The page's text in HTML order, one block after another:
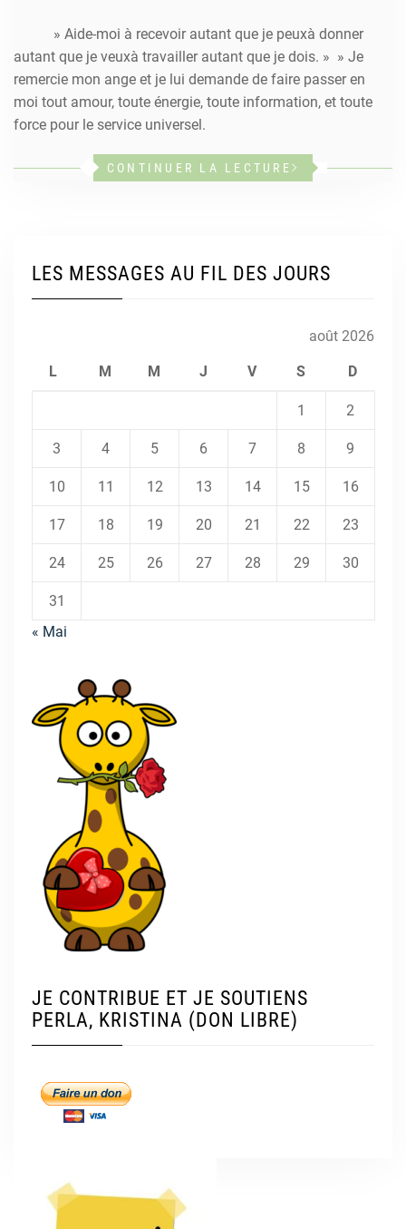
» Aide-moi à recevoir autant que je peuxà donner
autant que je veuxà travailler autant que je dois. » » Je
remercie mon ange et je lui demande de faire passer en
moi tout amour, toute énergie, toute information, et toute
force pour le service universel.
CONTINUER LA LECTURE
LES MESSAGES AU FIL DES JOURS
août 2026
L M M J V S D
1 2
3 4 5 6 7 8 9
10 11 12 13 14 15 16
17 18 19 20 21 22 23
24 25 26 27 28 29 30
31
« Mai
JE CONTRIBUE ET JE SOUTIENS
PERLA, KRISTINA (DON LIBRE)